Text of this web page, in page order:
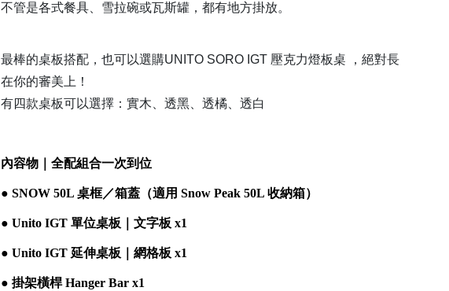
不管是各式餐具、雪拉碗或瓦斯罐，都有地方掛放。
最棒的桌板搭配，也可以選購UNITO SORO IGT 壓克力燈板桌
，絕對長
在你的審美上！
有四款桌板可以選擇：實木、透黑、透橘、透白
內容物｜全配組合一次到位
● SNOW 50L 桌框／箱蓋（適用 Snow Peak 50L 收納箱）
●Unito IGT 單位桌板｜文字板 x1
●Unito IGT 延伸桌板｜網格板 x1
●掛架橫桿 Hanger Bar x1